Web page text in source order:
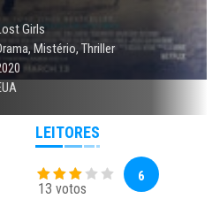
Girls
,Mistério,Thriller
LEITORES
13 votos
6